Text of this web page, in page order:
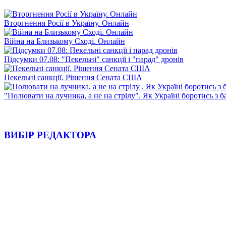
Вторгнення Росії в Україну. Онлайн
Війна на Близькому Сході. Онлайн
Підсумки 07.08: "Пекельні" санкції і "парад" дронів
Пекельні санкції. Рішення Сената США
"Полювати на лучника, а не на стрілу". Як Україні боротись з
ВИБІР РЕДАКТОРА